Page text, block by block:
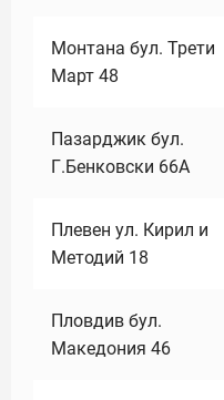
Монтана бул. Трети
Март 48
Пазарджик бул.
Г.Бенковски 66А
Плевен ул. Кирил и
Методий 18
Пловдив бул.
Македония 46